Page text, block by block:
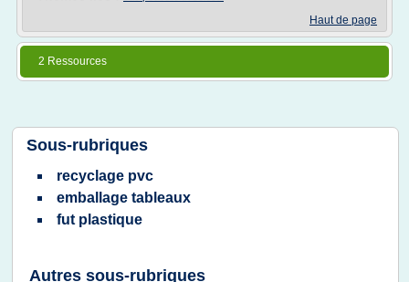
Haut de page
2 Ressources
Sous-rubriques
recyclage pvc
emballage tableaux
fut plastique
Autres sous-rubriques